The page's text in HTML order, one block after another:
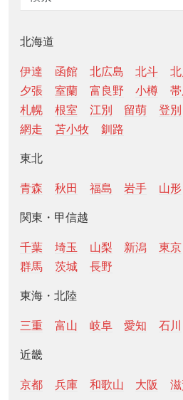
北海道
伊達 函館 北広島 北斗
夕張
室蘭 富良野 小樽
札幌
根室 江別 留萌 登別
網走
苫小牧 釧路
東北
青森 秋田 福島 岩手 山形
関東・甲信越
千葉 埼玉 山梨 新潟 東京
群馬
茨城 長野
東海・北陸
三重 富山 岐阜 愛知 石川
近畿
京都 兵庫 和歌山 大阪